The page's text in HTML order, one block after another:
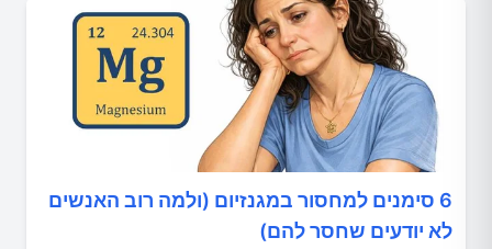
6 סימנים למחסור במגנזיום (ולמה רוב האנשים
לא יודעים שחסר להם)